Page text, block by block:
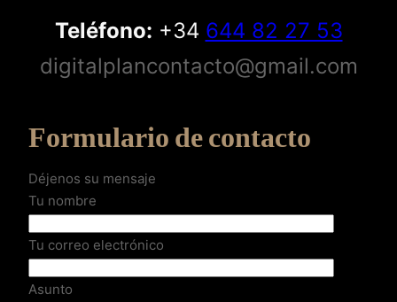
Teléfono: +34 644 82 27 53
digitalplancontacto@gmail.com
Formulario de contacto
Déjenos su mensaje
Tu nombre
Tu correo electrónico
Asunto